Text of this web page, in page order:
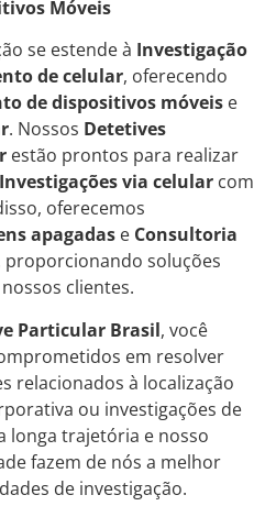
Móveis
se estende à Investigação
de celular, oferecendo
de dispositivos móveis e
. Nossos Detetives
estão prontos para realizar
Investigações via celular com
oferecemos
apagadas e Consultoria
proporcionando soluções
clientes.
Particular Brasil, você
em resolver
relacionados à localização
ou investigações de
longa trajetória e nosso
fazem de nós a melhor
de investigação.